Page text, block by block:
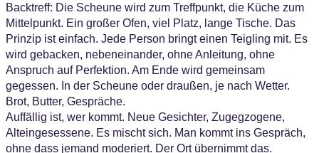
Backtreff: Die Scheune wird zum Treffpunkt, die Küche zum
Mittelpunkt. Ein großer Ofen, viel Platz, lange Tische. Das
Prinzip ist einfach. Jede Person bringt einen Teigling mit. Es
wird gebacken, nebeneinander, ohne Anleitung, ohne
Anspruch auf Perfektion. Am Ende wird gemeinsam
gegessen. In der Scheune oder draußen, je nach Wetter.
Brot, Butter, Gespräche.
Auffällig ist, wer kommt. Neue Gesichter, Zugegzogene,
Alteingesessene. Es mischt sich. Man kommt ins Gespräch,
ohne dass jemand moderiert. Der Ort übernimmt das.